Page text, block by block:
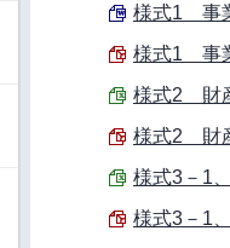
様式1 事
様式1 事
様式2 財
様式2 財
様式3－1
様式3－1